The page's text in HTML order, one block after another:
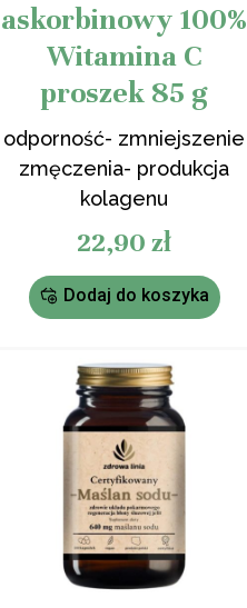
askorbinowy 100%
Witamina C
proszek 85 g
odporność- zmniejszenie
zmęczenia- produkcja
kolagenu
22,90 zł
Dodaj do koszyka